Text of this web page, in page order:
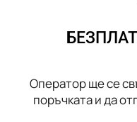
Оператор ще се
поръчката и да